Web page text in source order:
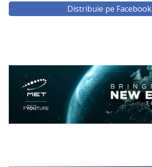
Distribuie pe Facebook